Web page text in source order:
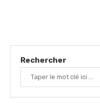
Rechercher